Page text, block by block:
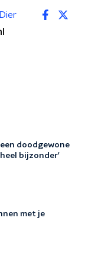
doodgewone
bijzonder'
met je